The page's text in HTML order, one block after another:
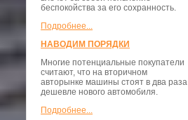
беспокойства за его сохранность.
Подробнее...
НАВОДИМ ПОРЯДКИ
Многие потенциальные покупатели
считают, что на вторичном
авторынке машины стоят в два раза
дешевле нового автомобиля.
Подробнее...